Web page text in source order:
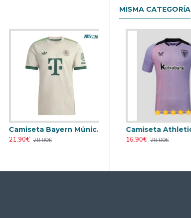
Camiseta Bayern Múnich 2025/2026 Oktoberfest Blanco Roto
21.90€ 28.00€
MISMA CATEGORÍA
23.90€ 31.00€
16.90€ 28.00€